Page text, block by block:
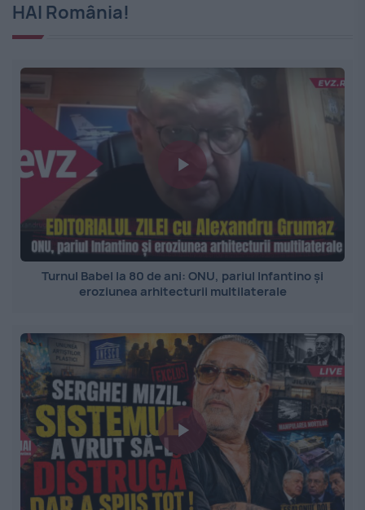
HAI România!
Turnul Babel la 80 de ani: ONU, pariul Infantino și
eroziunea arhitecturii multilaterale